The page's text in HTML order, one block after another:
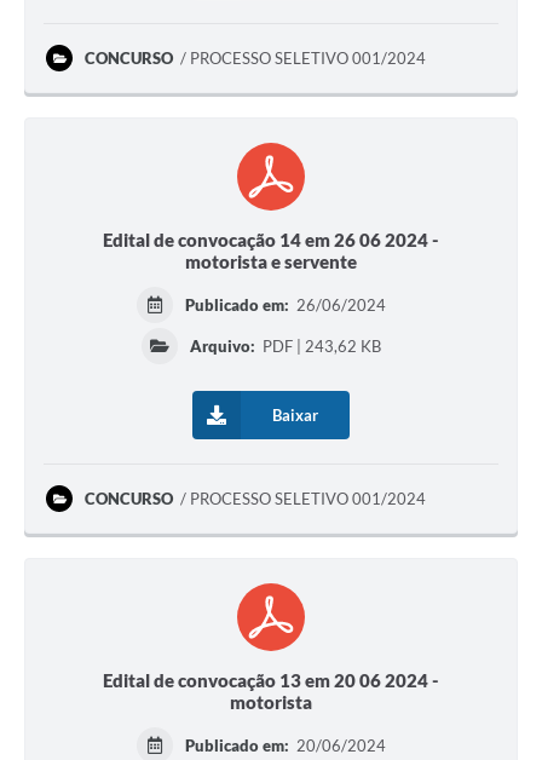
CONCURSO PROCESSO SELETIVO 001/2024
Edital de convocação 14 em 26 06 2024 -
motorista e servente
Publicado em: 26/06/2024
Arquivo: PDF | 243,62 KB
Baixar
CONCURSO PROCESSO SELETIVO 001/2024
Edital de convocação 13 em 20 06 2024 -
motorista
Publicado em: 20/06/2024